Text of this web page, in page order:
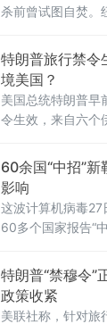
杀前曾试图自焚。
特朗普旅行禁令
境美国？
美国总统特朗普早
令生效，来自六个
味着那些在美国没
士，在申请美国签
60余国“中招”
影响
这波计算机病毒27
60多个国家报告“
特朗普“禁穆令”
政策收紧
美联社称，针对旅